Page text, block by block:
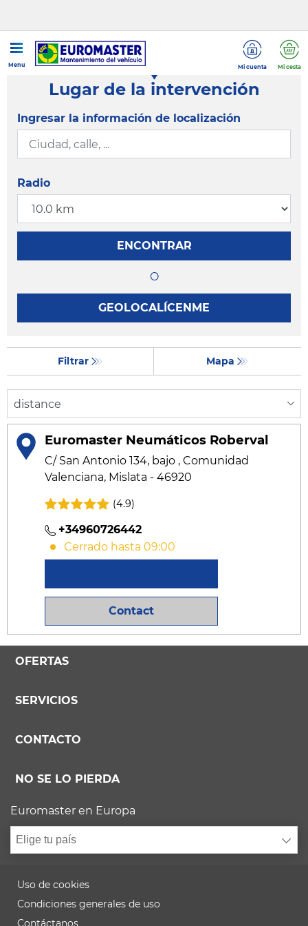
Menu Mi cuenta Mi cesta
Lugar de la intervención
Ingresar la información de localización
Radio
ENCONTRAR
O
GEOLOCALÍCENME
Filtrar Mapa
Euromaster Neumáticos Roberval
C/ San Antonio 134, bajo , Comunidad
Valenciana, Mislata - 46920
(4.9)
+34960726442
Cerrado hasta 09:00
Contact
OFERTAS
SERVICIOS
CONTACTO
NO SE LO PIERDA
Euromaster en Europa
Elige tu país
Uso de cookies
Condiciones generales de uso
Contáctanos